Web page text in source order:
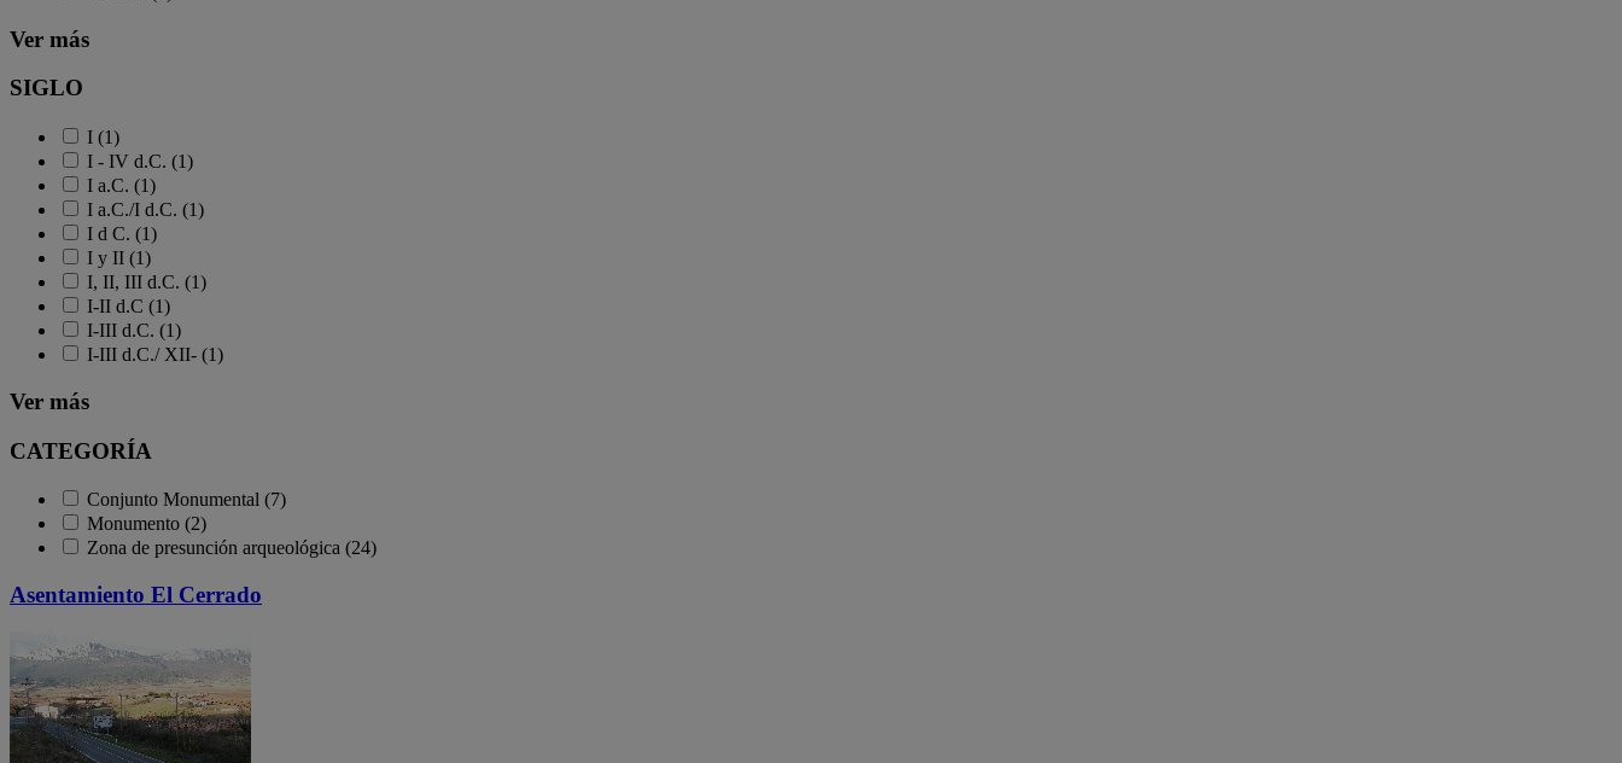
Ver más
SIGLO
I (1)
I - IV d.C. (1)
I a.C. (1)
I a.C./I d.C. (1)
I d C. (1)
I y II (1)
I, II, III d.C. (1)
I-II d.C (1)
I-III d.C. (1)
I-III d.C./ XII- (1)
Ver más
CATEGORÍA
Conjunto Monumental (7)
Monumento (2)
Zona de presunción arqueológica (24)
Asentamiento El Cerrado